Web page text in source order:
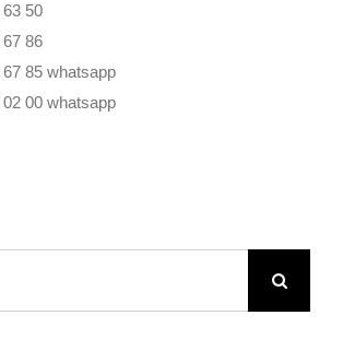
50
86
85 whatsapp
00 whatsapp